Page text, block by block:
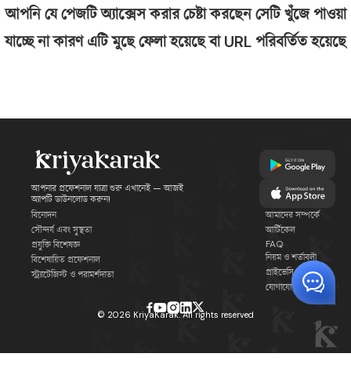
আপনি যে পেজটি অ্যাক্সেস করার চেষ্টা করছেন সেটি খুঁজে পাওয়া
যাচ্ছে না কারণ এটি মুছে ফেলা হয়েছে বা URL পরিবর্তিত হয়েছে
আপনার প্রফেশনাল যাত্রা শুরু এখানেই — আজই
অ্যাপটি ডাউনলোড করুন!
বিনোদন
সৌন্দর্য এবং সুস্থতা
প্রযুক্তি বিশেষজ্ঞ
বিশেষায়িত প্রফেশনাল
স্ট্র্যাটেজিস্ট ও পরামর্শদাতা
আমাদের সম্পর্কে
আর্টিকেল
FAQ
নিয়ম ও শর্তাবলী
প্রাইভেসি পলিসি
যোগাযোগ
© 2026 KriyaKarak. All rights reserved